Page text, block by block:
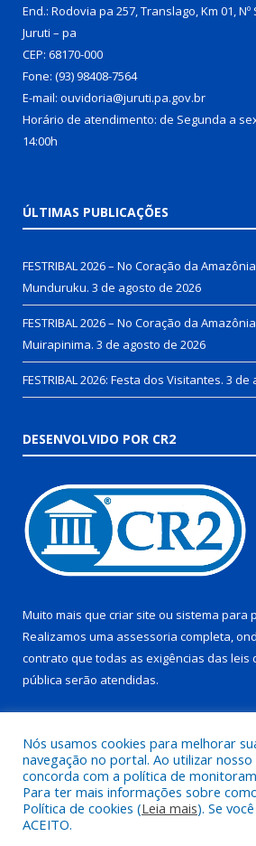
End.: Rodovia pa 257, Translago, Km 01, Nº
Juruti – pa
CEP: 68170-000
Fone: (93) 98408-7564
E-mail: ouvidoria@juruti.pa.gov.br
Horário de atendimento: de Segunda a
14:00h
ÚLTIMAS PUBLICAÇÕES
FESTRIBAL 2026 – No Coração da
Munduruku. 3 de agosto de 2026
FESTRIBAL 2026 – No Coração da
Muirapinima. 3 de agosto de 2026
FESTRIBAL 2026: Festa dos Visitantes. 3 de
DESENVOLVIDO POR CR2
Muito mais que criar site ou sistema para
Realizamos uma assessoria completa,
contrato que todas as exigências das leis
pública serão atendidas.
Todos os direitos reservados a
Nós usamos cookies para melhorar
navegação no portal. Ao utilizar
concorda com a política de
Para ter mais informações sobre
Política de cookies (Leia mais). Se
ACEITO.